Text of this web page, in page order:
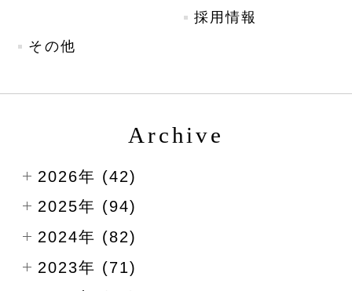
採用情報
その他
Archive
2026年 (42)
2025年 (94)
2024年 (82)
2023年 (71)